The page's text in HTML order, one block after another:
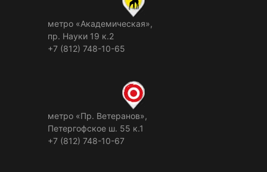
метро «Академическая»,
пр. Науки 19 к.2
+7 (812) 748-10-65
метро «Пр. Ветеранов»,
Петергофское ш. 55 к.1
+7 (812) 748-10-67